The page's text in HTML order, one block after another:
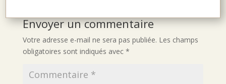
Envoyer un commentaire
Votre adresse e-mail ne sera pas publiée. Les champs
obligatoires sont indiqués avec *